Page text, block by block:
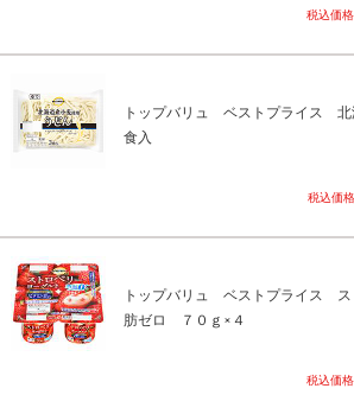
税込価
トップバリュ ベストプライス
食入
税込価
トップバリュ ベストプライス
肪ゼロ ７０ｇ×４
税込価